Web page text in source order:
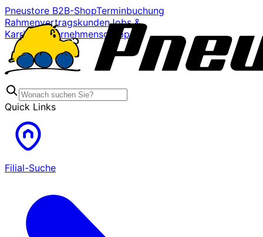
Pneustore B2B-ShopTerminbuchung
RahmenvertragskundenJobs &
Karriere
Unternehmensgruppe
Quick Links
Filial-Suche